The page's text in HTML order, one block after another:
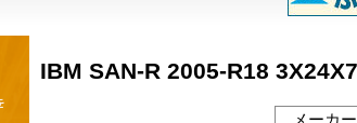
IBM SAN-R 2005-R18
メーカー